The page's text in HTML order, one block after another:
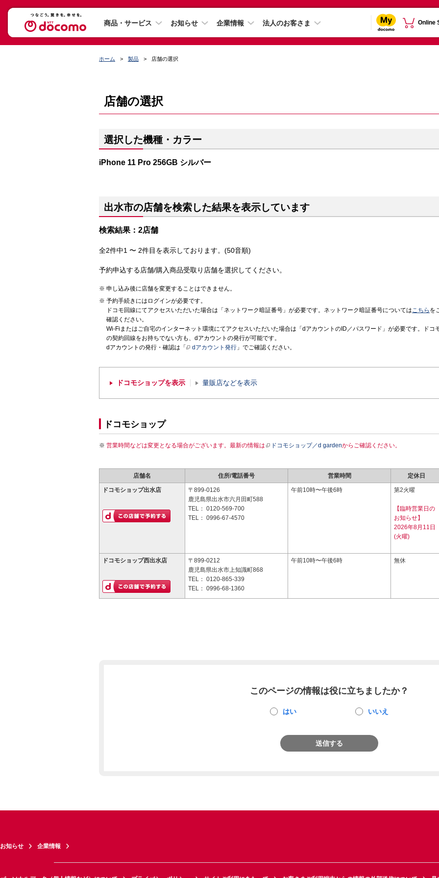
商品・サービス お知らせ 企業情報 法人のお客さま Online
ホーム 製品 店舗の選択
店舗の選択
選択した機種・カラー
iPhone 11 Pro 256GB シルバー
出水市の店舗を検索した結果を表示しています
検索結果：2店舗
全2件中1 〜 2件目を表示しております。(50音順)
予約申込する店舗/購入商品受取り店舗を選択してください。
申し込み後に店舗を変更することはできません。
予約手続きにはログインが必要です。
ドコモ回線にてアクセスいただいた場合は「ネットワーク暗証番号」が必要です。ネットワーク暗証番号についてはこちら を
確認ください。
Wi-Fiまたはご自宅のインターネット環境にてアクセスいただいた場合は「dアカウントのID／パスワード」が必要です。ドコ
の契約回線をお持ちでない方も、dアカウントの発行が可能です。
dアカウントの発行・確認は「
dアカウント発行 」でご確認ください。
ドコモショップを表示 量販店などを表示
ドコモショップ
営業時間などは変更となる場合がございます。最新の情報は ドコモショップ／d gardenからご確認ください。
店舗名 住所/電話番号 営業時間 定休日
ドコモショップ出水店
〒899-0126
鹿児島県出水市六月田町588
TEL： 0120-569-700
TEL： 0996-67-4570
午前10時〜午後6時 第2火曜
【臨時営業日の
お知らせ】
2026年8月11日
(火曜)
ドコモショップ西出水店
〒899-0212
鹿児島県出水市上知識町868
TEL： 0120-865-339
TEL： 0996-68-1360
午前10時〜午後6時 無休
このページの情報は役に立ちましたか？
はい いいえ
送信する
お知らせ 企業情報